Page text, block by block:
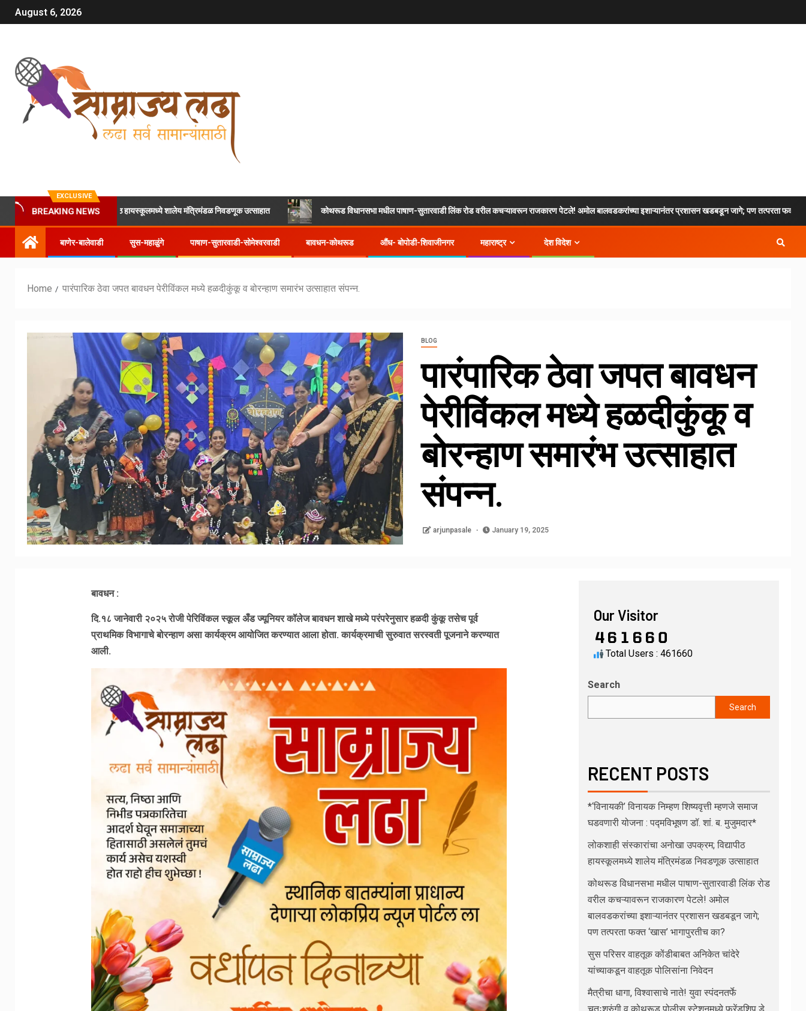
August 6, 2026
EXCLUSIVE
BREAKING NEWS
अनोखा उपक्रम; विद्यापीठ हायस्कूलमध्ये शालेय मंत्रिमंडळ निवडणूक उत्साहात कोथरूड विधानसभा मधील पाषाण-सुतारवाडी लिंक रोड वरील कचऱ्यावरून राजकारण पेटले! अमोल बालवडकरांच्या इशाऱ्यानंतर प्रशासन खडबडून जागे; पण तत्परता फक्त ‘खास’ भागापुरतीच
बाणेर-बालेवाडी सुस-महाळुंगे पाषाण-सुतारवाडी-सोमेश्वरवाडी बावधन-कोथरूड औंध- बोपोडी-शिवाजीनगर महाराष्ट्र देश विदेश
Home पारंपारिक ठेवा जपत बावधन पेरीविंकल मध्ये हळदीकुंकू व बोरन्हाण समारंभ उत्साहात संपन्न.
BLOG
पारंपारिक ठेवा जपत बावधन
पेरीविंकल मध्ये हळदीकुंकू व
बोरन्हाण समारंभ उत्साहात
संपन्न.
arjunpasale January 19, 2025
बावधन :
दि.१८ जानेवारी २०२५ रोजी पेरिविंकल स्कूल अँड ज्यूनियर कॉलेज बावधन शाखे मध्ये परंपरेनुसार हळदी कुंकू तसेच पूर्व
प्राथमिक विभागाचे बोरन्हाण असा कार्यक्रम आयोजित करण्यात आला होता. कार्यक्रमाची सुरुवात सरस्वती पूजनाने करण्यात
आली.
Our Visitor
Total Users : 461660
Search
Search
RECENT POSTS
*‘विनायकी’ विनायक निम्हण शिष्यवृत्ती म्हणजे समाज
घडवणारी योजना : पद्मविभूषण डॉ. शां. ब. मुजुमदार*
लोकशाही संस्कारांचा अनोखा उपक्रम; विद्यापीठ
हायस्कूलमध्ये शालेय मंत्रिमंडळ निवडणूक उत्साहात
कोथरूड विधानसभा मधील पाषाण-सुतारवाडी लिंक रोड
वरील कचऱ्यावरून राजकारण पेटले! अमोल
बालवडकरांच्या इशाऱ्यानंतर प्रशासन खडबडून जागे;
पण तत्परता फक्त ‘खास’ भागापुरतीच का?
सुस परिसर वाहतूक कोंडीबाबत अनिकेत चांदेरे
यांच्याकडून वाहतूक पोलिसांना निवेदन
मैत्रीचा धागा, विश्वासाचे नाते! युवा स्पंदनतर्फे
चतुःश्रुंगी व कोथरूड पोलीस स्टेशनमध्ये फ्रेंडशिप डे